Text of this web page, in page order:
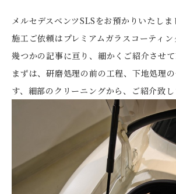
メルセデスベンツSLSをお預かりいたしま
施工ご依頼はプレミアムガラスコーティン
幾つかの記事に亘り、細かくご紹介させて
まずは、研磨処理の前の工程、下地処理
す、細部のクリーニングから、ご紹介致し